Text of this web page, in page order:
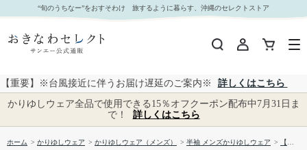
【送料無料】首里織－壱 柄 かりゆしウェアP-GTS01013S｜おきなわセレクト サンエー公式通
販
“旬のうちなー”をおすそわけ 旅するように暮らす、沖縄のセレクトストア
【重要】※台風接近に伴うお届け遅延のご案内※
詳しくはこちら
かりゆしウェア全品で使用できる15％オフクーポン配布中7月31日ま
で！
詳しくはこちら
ホーム > かりゆしウェア > かりゆしウェア（メンズ） > 半袖 メンズかりゆしウェア > 【送料無料】首里織－壱 柄 かりゆしウェアP-GTS01013S